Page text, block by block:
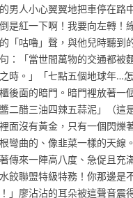
男人小心翼翼地把車停在路
是紅一下啊！我要向左轉！
「咕嚕」聲，與他兒時聽到
：「當世間萬物的交通都被
時。」「七點五個地球年…
後面的暗門。暗門裡放著一
二醋三油四辣五蒜泥」（這
面沒有黃金，只有一個閃爍
彎曲的、像韭菜一樣的天線
來一陣高八度、急促且充
餃聯盟特級特務！你那邊是
」廖沾沾的耳朵被這聲音震